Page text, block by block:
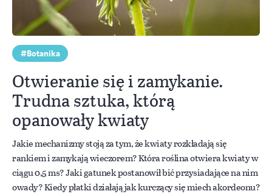
Botanika
Otwieranie się i zamykanie.
Trudna sztuka, którą
opanowały kwiaty
Jakie mechanizmy stoją za tym, że kwiaty rozkładają się
rankiem i zamykają wieczorem? Która roślina otwiera kwiaty w
ciągu 0,5 ms? Jaki gatunek postanowił bić przysiadające na nim
owady? Kiedy płatki działają jak kurczący się miech akordeonu?